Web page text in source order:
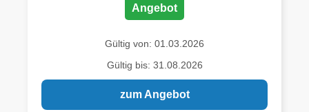
Angebot
Gültig von: 01.03.2026
Gültig bis: 31.08.2026
zum Angebot